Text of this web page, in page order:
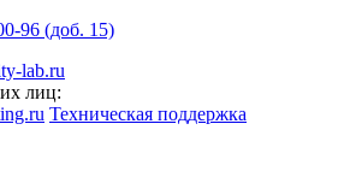
96 (доб. 15)
lab.ru
лиц:
Техническая поддержка